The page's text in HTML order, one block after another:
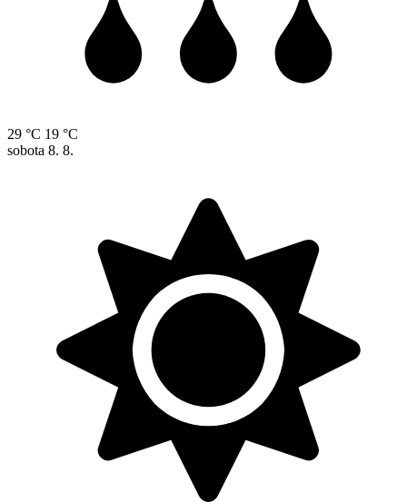
29 °C 19 °C
sobota 8. 8.